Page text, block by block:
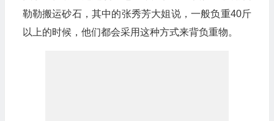
勒勒搬运砂石，其中的张秀芳大姐说，一般负重40斤
以上的时候，他们都会采用这种方式来背负重物。